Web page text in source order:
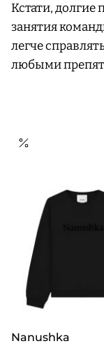
Кстати, долгие
занятия
легче
любыми
Nanushka